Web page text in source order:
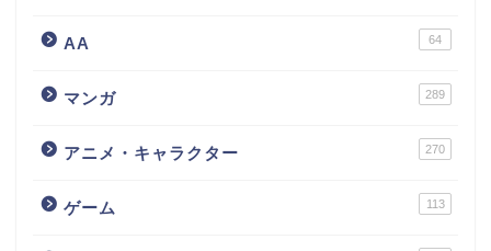
AA 64
マンガ 289
アニメ・キャラクター 270
ゲーム 113